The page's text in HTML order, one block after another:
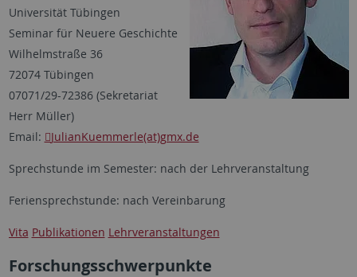
Universität Tübingen
Seminar für Neuere Geschichte
Wilhelmstraße 36
72074 Tübingen
07071/29-72386 (Sekretariat
Herr Müller)
Email:
JulianKuemmerle(at)gmx.de
Sprechstunde im Semester: nach der Lehrveranstaltung
Feriensprechstunde: nach Vereinbarung
Vita Publikationen Lehrveranstaltungen
Forschungsschwerpunkte